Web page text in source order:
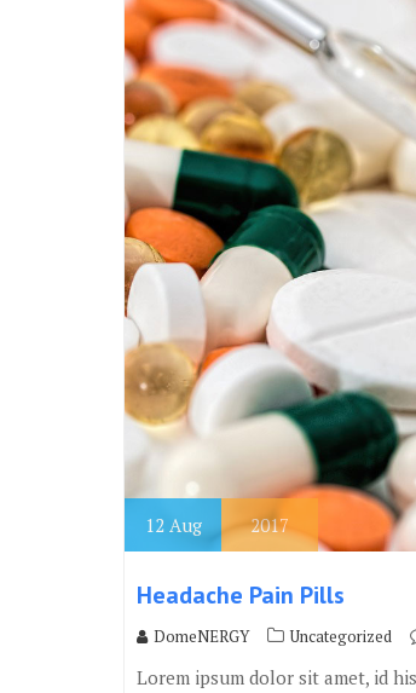
12 Aug 2017
Headache Pain Pills
DomeNERGY Uncategorized
Lorem ipsum dolor sit amet, id